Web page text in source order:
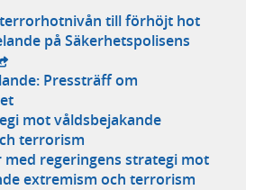
till förhöjt hot
på Säkerhetspolisens
extern webbplats,
Pressträff om
mot våldsbejakande
terrorism
med regeringens strategi mot
extremism och terrorism